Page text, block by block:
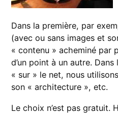
Dans la première, par
(avec ou sans images et
« contenu » acheminé par
d’un point à un autre.
« sur » le net, nous
son « architecture », etc.
Le choix n’est pas gratuit.